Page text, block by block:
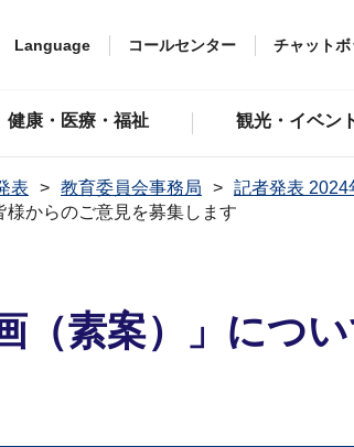
Language コールセンター チャットボ
健康・医療・福祉 観光・イベン
表 教育委員会事務局
記者発表 2024
様からのご意見を募集します
（素案）」につ